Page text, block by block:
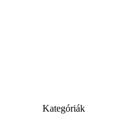
Kategóriák